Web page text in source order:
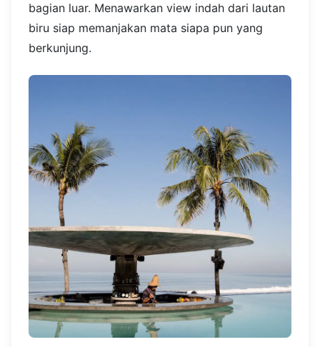
bagian luar. Menawarkan view indah dari lautan
biru siap memanjakan mata siapa pun yang
berkunjung.